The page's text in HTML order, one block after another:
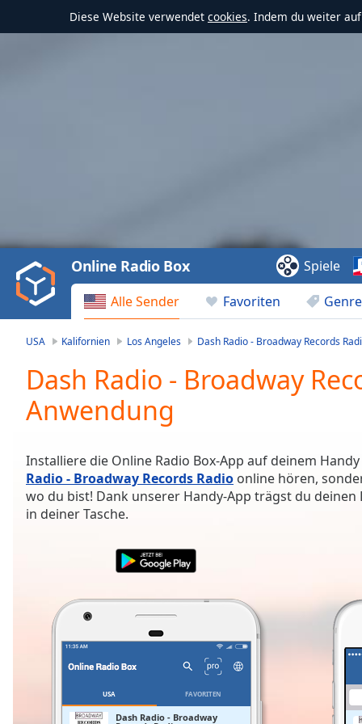
Diese Website verwendet cookies. Indem du weiter
Play
Video
Play
Backward
Skip
Current
Time0:00
Duration -:-
0.00%
Stream
TypeLIVE
Alle Sender Favoriten
Online Radio Box Spiele
USA Kalifornien Los Angeles Dash Radio - Broadway Records
Dash Radio - Broadway
Anwendung
Installiere die Online Radio Box-App auf deinem
Radio - Broadway Records Radio online hören,
wo du bist! Dank unserer Handy-App trägst du
in deiner Tasche.
USA FAVORITEN
Dash Radio - Broadway